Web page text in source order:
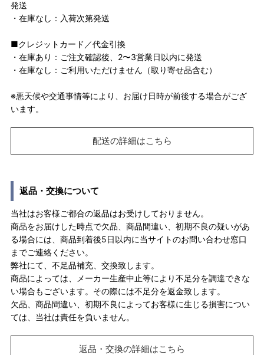
発送
・在庫なし：入荷次第発送
■クレジットカード／代金引換
・在庫あり：ご注文確認後、2〜3営業日以内に発送
・在庫なし：ご利用いただけません（取り寄せ品含む）
※悪天候や交通事情等により、お届け日時が前後する場合がござ
います。
配送の詳細はこちら
返品・交換について
当社はお客様ご都合の返品はお受けしておりません。
商品をお届けした時点で欠品、商品間違い、初期不良の疑いがあ
る場合には、商品到着後5日以内に当サイトのお問い合わせ窓口
までご連絡ください。
弊社にて、不足品補充、交換致します。
商品によっては、メーカー生産中止等により不足分を調達できな
い場合もございます。その際には不足分を返金致します。
欠品、商品間違い、初期不良によってお客様に生じる損害につい
ては、当社は責任を負いません。
返品・交換の詳細はこちら